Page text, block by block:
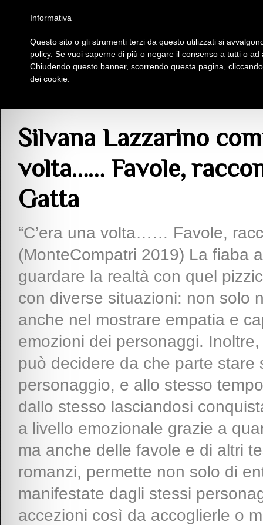
Insieme Per La Cultura
Silvana Lazzarino
volta…… Favole,
Gatta
“C’era una volta…… Favole,
(MonteCompatri 2019) La fiaba
guardare la realtà con quel
con diverse situazioni: non solo
anche nel mostrare empatia e
emozioni dei personaggi.
può decidere da che parte stare
personaggio, e allo stesso
dallo stesso lasciandosi
a livello emozionale grazie a
ma anche delle favole e di altri
romanzi, permette non solo di
manifestate dagli stessi
accezioni così da accoglierle o
Informativa
Questo sito o gli strumenti terzi da questo utilizzati si
policy. Se vuoi saperne di più o negare il consenso a tutti o
Chiudendo questo banner, scorrendo questa pagina,
dei cookie.